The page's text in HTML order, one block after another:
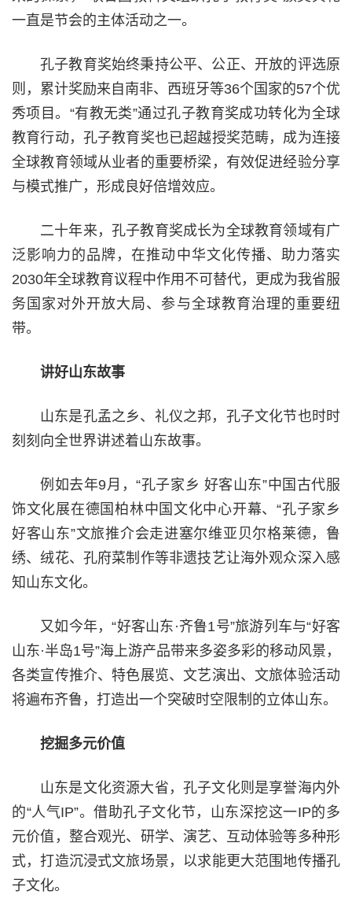
一直是节会的主体活动之一。
孔子教育奖始终秉持公平、公正、开放的评选原
则，累计奖励来自南非、西班牙等36个国家的57个优
秀项目。“有教无类”通过孔子教育奖成功转化为全球
教育行动，孔子教育奖也已超越授奖范畴，成为连接
全球教育领域从业者的重要桥梁，有效促进经验分享
与模式推广，形成良好倍增效应。
二十年来，孔子教育奖成长为全球教育领域有广
泛影响力的品牌，在推动中华文化传播、助力落实
2030年全球教育议程中作用不可替代，更成为我省服
务国家对外开放大局、参与全球教育治理的重要纽
带。
讲好山东故事
山东是孔孟之乡、礼仪之邦，孔子文化节也时时
刻刻向全世界讲述着山东故事。
例如去年9月，“孔子家乡 好客山东”中国古代服
饰文化展在德国柏林中国文化中心开幕、“孔子家乡
好客山东”文旅推介会走进塞尔维亚贝尔格莱德，鲁
绣、绒花、孔府菜制作等非遗技艺让海外观众深入感
知山东文化。
又如今年，“好客山东·齐鲁1号”旅游列车与“好客
山东·半岛1号”海上游产品带来多姿多彩的移动风景，
各类宣传推介、特色展览、文艺演出、文旅体验活动
将遍布齐鲁，打造出一个突破时空限制的立体山东。
挖掘多元价值
山东是文化资源大省，孔子文化则是享誉海内外
的“人气IP”。借助孔子文化节，山东深挖这一IP的多
元价值，整合观光、研学、演艺、互动体验等多种形
式，打造沉浸式文旅场景，以求能更大范围地传播孔
子文化。